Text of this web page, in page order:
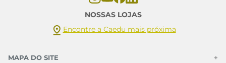
NOSSAS LOJAS
Encontre a Caedu mais próxima
MAPA DO SITE +